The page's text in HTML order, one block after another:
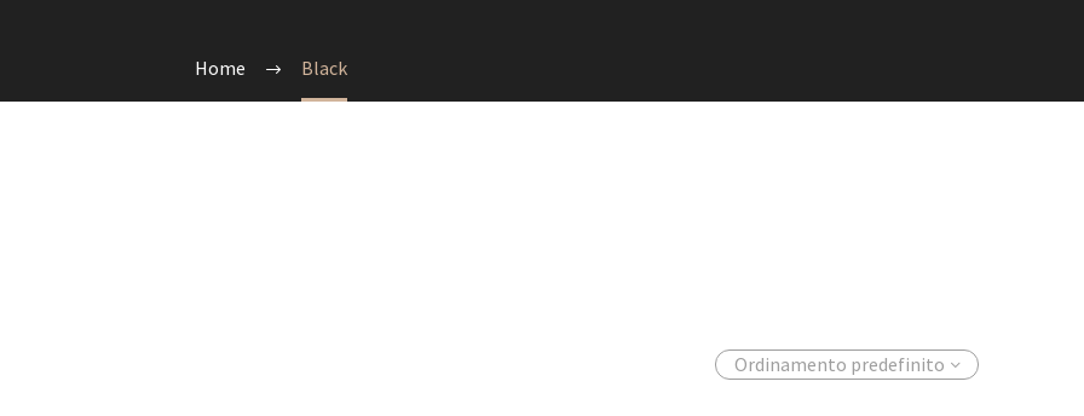
Home Black
Ordinamento predefinito